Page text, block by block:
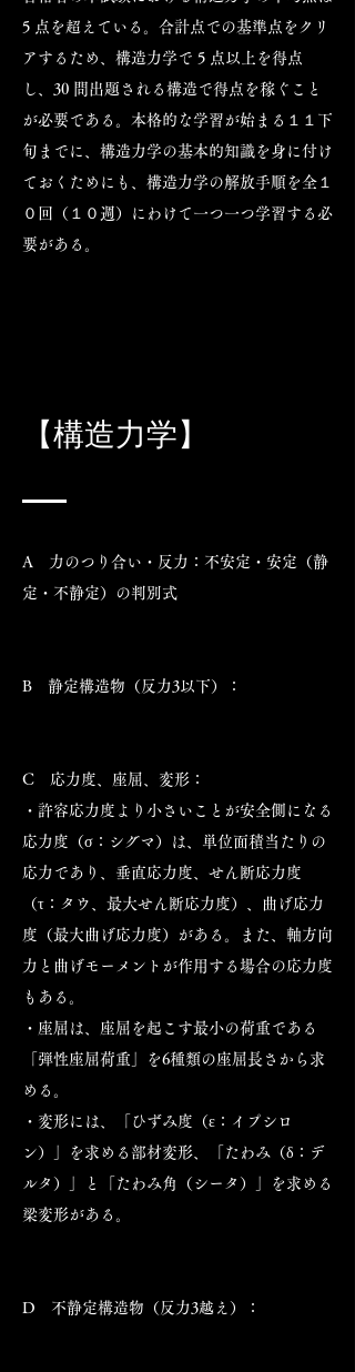
5 点を超えている。合計点での基準点をクリ
アするため、構造力学で 5 点以上を得点
し、30 問出題される構造で得点を稼ぐこと
が必要である。本格的な学習が始まる１１下
旬までに、構造力学の基本的知識を身に付け
ておくためにも、構造力学の解放手順を全１
０回（１０週）にわけて一つ一つ学習する必
要がある。
【構造力学】
A 力のつり合い・反力：不安定・安定（静
定・不静定）の判別式
B 静定構造物（反力3以下）：
C 応力度、座屈、変形：
・許容応力度より小さいことが安全側になる
応力度（σ：シグマ）は、単位面積当たりの
応力であり、垂直応力度、せん断応力度
（τ：タウ、最大せん断応力度）、曲げ応力
度（最大曲げ応力度）がある。また、軸方向
力と曲げモーメントが作用する場合の応力度
もある。
・座屈は、座屈を起こす最小の荷重である
「弾性座屈荷重」を6種類の座屈長さから求
める。
・変形には、「ひずみ度（ε：イプシロ
ン）」を求める部材変形、「たわみ（δ：デ
ルタ）」と「たわみ角（シータ）」を求める
梁変形がある。
D 不静定構造物（反力3越え）：